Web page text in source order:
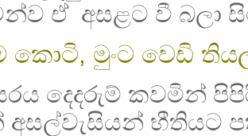
ඒ අසළට වී බලා
කොටි, මුංට වෙඩි
දෙදරුම් කවමින්
අසල්වැසියන් භීතියට